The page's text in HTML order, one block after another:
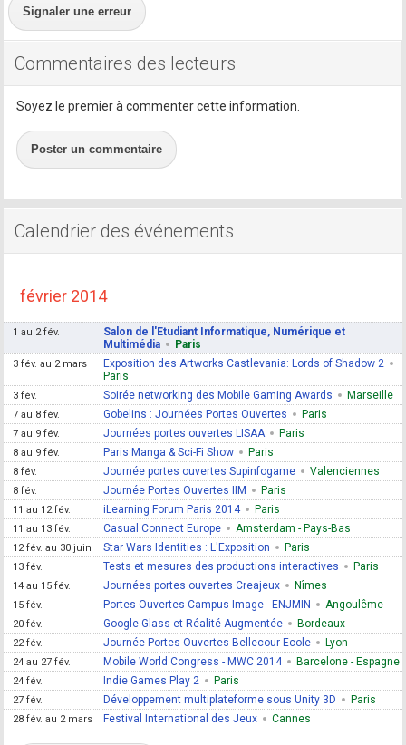
Signaler une erreur
Commentaires des lecteurs
Soyez le premier à commenter cette information.
Poster un commentaire
Calendrier des événements
février 2014
1 au 2 fév.
Salon de l'Etudiant Informatique, Numérique et
Multimédia
Paris
3 fév. au 2 mars
Exposition des Artworks Castlevania: Lords of Shadow 2
Paris
3 fév. Soirée networking des Mobile Gaming Awards Marseille
7 au 8 fév. Gobelins : Journées Portes Ouvertes Paris
7 au 9 fév. Journées portes ouvertes LISAA Paris
8 au 9 fév. Paris Manga & Sci-Fi Show Paris
8 fév. Journée portes ouvertes Supinfogame Valenciennes
8 fév. Journée Portes Ouvertes IIM Paris
11 au 12 fév. iLearning Forum Paris 2014 Paris
11 au 13 fév. Casual Connect Europe Amsterdam - Pays-Bas
12 fév. au 30 juin Star Wars Identities : L'Exposition Paris
13 fév. Tests et mesures des productions interactives Paris
14 au 15 fév. Journées portes ouvertes Creajeux Nîmes
15 fév. Portes Ouvertes Campus Image - ENJMIN Angoulême
20 fév. Google Glass et Réalité Augmentée Bordeaux
22 fév. Journée Portes Ouvertes Bellecour Ecole Lyon
24 au 27 fév. Mobile World Congress - MWC 2014 Barcelone - Espagne
24 fév. Indie Games Play 2 Paris
27 fév. Développement multiplateforme sous Unity 3D Paris
28 fév. au 2 mars Festival International des Jeux Cannes